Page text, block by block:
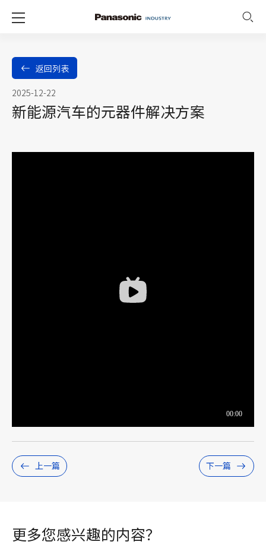
返回列表
2025-12-22
新能源汽车的元器件解决方案
上一篇 下一篇
更多您感兴趣的内容？